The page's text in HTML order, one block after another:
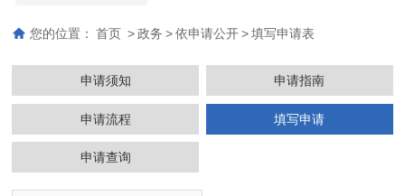
您的位置： 首页 > 政务 > 依申请公开 > 填写申请表
申请须知 申请指南
申请流程 填写申请
申请查询